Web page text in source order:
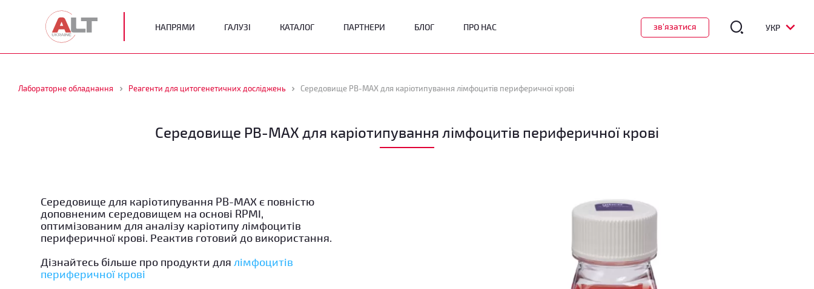
НАПРЯМИ ГАЛУЗІ КАТАЛОГ ПАРТНЕРИ БЛОГ ПРО НАС зв'язатися УКР
Лабораторне обладнання Реагенти для цитогенетичних досліджень Середовище PB-MAX для каріотипування лімфоцитів периферичної крові
Середовище PB-MAX для каріотипування лімфоцитів периферичної крові
Середовище для каріотипування PB-MAX є повністю
доповненим середовищем на основі RPMI,
оптимізованим для аналізу каріотипу лімфоцитів
периферичної крові. Реактив готовий до використання.
Дізнайтесь більше про продукти длялімфоцитів
периферичної крові